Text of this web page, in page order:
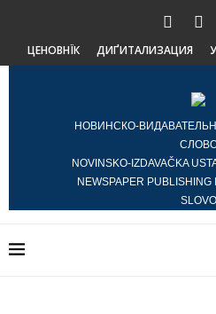
ЦЕНОВНЇК ДИҐИТАЛИЗАЦИЯ
НОВИНСКО-
NOVINSKO-IZDAVAČKA
NEWSPAPER
SLOVO